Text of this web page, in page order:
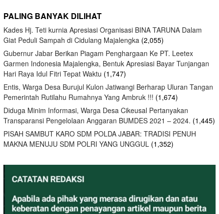
PALING BANYAK DILIHAT
Kades Hj. Teti kurnia Apresiasi Organisasi BINA TARUNA Dalam
Giat Peduli Sampah di Cidulang Majalengka (2,055)
Gubernur Jabar Berikan Piagam Penghargaan Ke PT. Leetex
Garmen Indonesia Majalengka, Bentuk Apresiasi Bayar Tunjangan
Hari Raya Idul Fitri Tepat Waktu (1,747)
Entis, Warga Desa Burujul Kulon Jatiwangi Berharap Uluran Tangan
Pemerintah Rutilahu Rumahnya Yang Ambruk !!! (1,674)
Diduga Minim Informasi, Warga Desa Cikeusal Pertanyakan
Transparansi Pengelolaan Anggaran BUMDES 2021 – 2024. (1,445)
PISAH SAMBUT KARO SDM POLDA JABAR: TRADISI PENUH
MAKNA MENUJU SDM POLRI YANG UNGGUL (1,352)